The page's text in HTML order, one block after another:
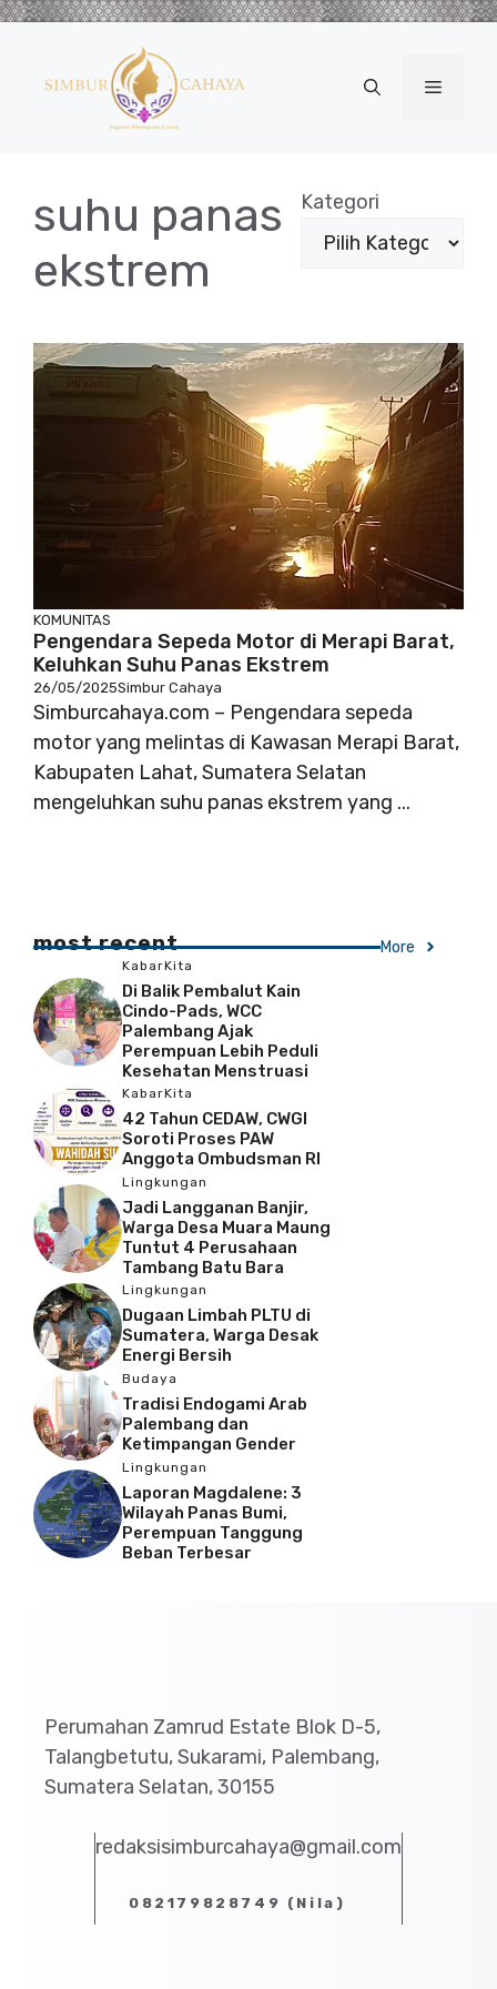
Langsung
Menu
suhu panas
ekstrem
Kategori
KOMUNITAS
Pengendara Sepeda Motor di Merapi Barat,
Keluhkan Suhu Panas Ekstrem
26/05/2025Simbur Cahaya
Simburcahaya.com – Pengendara sepeda
motor yang melintas di Kawasan Merapi Barat,
Kabupaten Lahat, Sumatera Selatan
mengeluhkan suhu panas ekstrem yang ...
most recent More
KabarKita
Di Balik Pembalut Kain
Cindo-Pads, WCC
Palembang Ajak
Perempuan Lebih Peduli
Kesehatan Menstruasi
KabarKita
42 Tahun CEDAW, CWGI
Soroti Proses PAW
Anggota Ombudsman RI
Lingkungan
Jadi Langganan Banjir,
Warga Desa Muara Maung
Tuntut 4 Perusahaan
Tambang Batu Bara
Lingkungan
Dugaan Limbah PLTU di
Sumatera, Warga Desak
Energi Bersih
Budaya
Tradisi Endogami Arab
Palembang dan
Ketimpangan Gender
Lingkungan
Laporan Magdalene: 3
Wilayah Panas Bumi,
Perempuan Tanggung
Beban Terbesar
Perumahan Zamrud Estate Blok D-5,
Talangbetutu, Sukarami, Palembang,
Sumatera Selatan, 30155
redaksisimburcahaya@gmail.com
082179828749 (Nila)